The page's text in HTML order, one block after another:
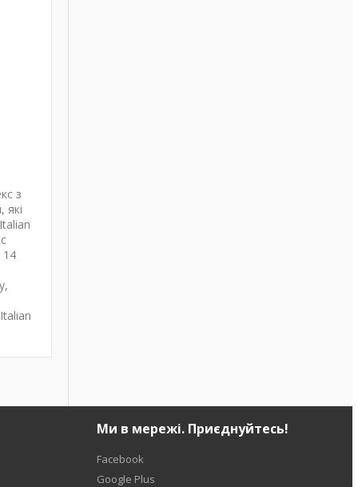
з
які
14
Ми в мережі. Приєднуйтесь!
Facebook
Google Plus